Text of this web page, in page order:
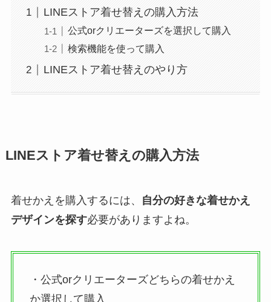
LINEストア着せ替えの購入方法
公式orクリエーターズを選択して購入
検索機能を使って購入
LINEストア着せ替えのやり方
LINEストア着せ替えの購入方法
着せかえを購入するには、
自分の好きな着せかえ
デザインを探す必要がありますよね。
・公式orクリエーターズどちらの着せかえ
か選択して購入